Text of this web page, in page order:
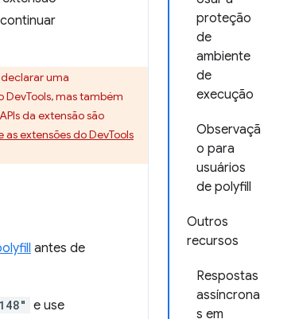
proteção
de
ambiente
de
execução
Observaçã
o para
usuários
de polyfill
Outros
recursos
Respostas
assíncrona
s em
uma
DevTools, mas também
da extensão são
extensões do DevTools
antes de
e use